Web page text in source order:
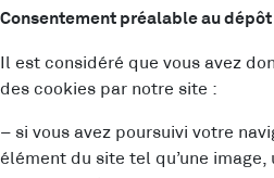
Consentement préalable au
Il est considéré que vous avez
des cookies par notre site :
– si vous avez poursuivi votre
élément du site tel qu’une